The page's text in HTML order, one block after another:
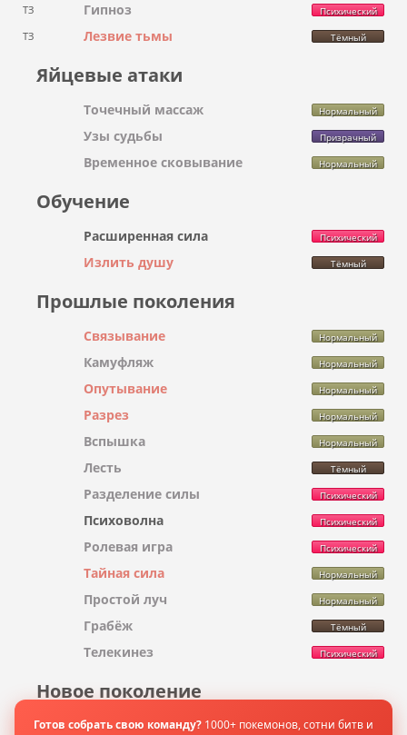
Готов собрать свою команду? 1000+ покемонов, сотни битв и
ТЗ Гипноз Психический
ТЗ Лезвие тьмы Тёмный
Яйцевые атаки
Точечный массаж Нормальный
Узы судьбы Призрачный
Временное сковывание Нормальный
Обучение
Расширенная сила Психический
Излить душу Тёмный
Прошлые поколения
Связывание Нормальный
Камуфляж Нормальный
Опутывание Нормальный
Разрез Нормальный
Вспышка Нормальный
Лесть Тёмный
Разделение силы Психический
Психоволна Психический
Ролевая игра Психический
Тайная сила Нормальный
Простой луч Нормальный
Грабёж Тёмный
Телекинез Психический
Новое поколение
- не изучает -